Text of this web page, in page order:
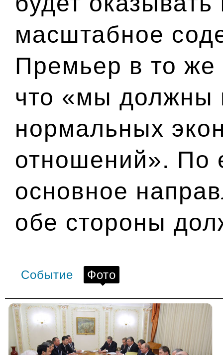
масштабное
Премьер в то же
что «мы должны
нормальных
отношений». По
основное
обе стороны
Событие Фото